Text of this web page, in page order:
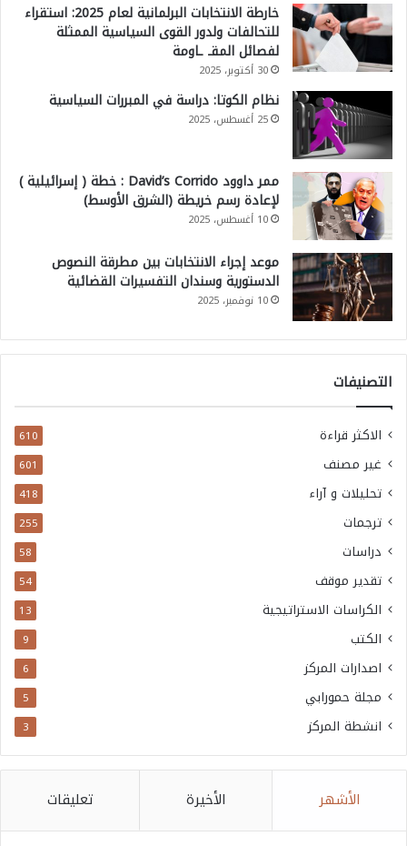
خارطة الانتخابات البرلمانية لعام 2025: استقراء
للتحالفات ولدور القوى السياسية الممثلة
لفصائل المقـ ـاومة
30 أكتوبر، 2025
نظام الكوتا: دراسة في المبررات السياسية
25 أغسطس، 2025
ممر داوود David’s Corrido : خطة ( إسرائيلية )
لإعادة رسم خريطة (الشرق الأوسط)
10 أغسطس، 2025
موعد إجراء الانتخابات بين مطرقة النصوص
الدستورية وسندان التفسيرات القضائية
10 نوفمبر، 2025
التصنيفات
الاكثر قراءة 610
غير مصنف 601
تحليلات و آراء 418
ترجمات 255
دراسات 58
تقدير موقف 54
الكراسات الاستراتيجية 13
الكتب 9
اصدارات المركز 6
مجلة حمورابي 5
انشطة المركز 3
الأشهر الأخيرة تعليقات